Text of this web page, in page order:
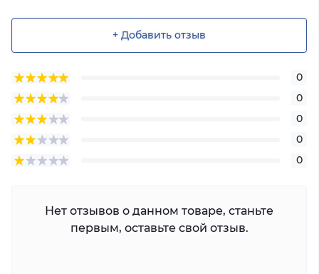
+ Добавить отзыв
0
0
0
0
0
Нет отзывов о данном товаре, станьте
первым, оставьте свой отзыв.